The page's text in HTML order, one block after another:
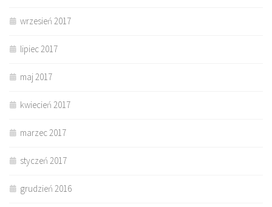
wrzesień 2017
lipiec 2017
maj 2017
kwiecień 2017
marzec 2017
styczeń 2017
grudzień 2016